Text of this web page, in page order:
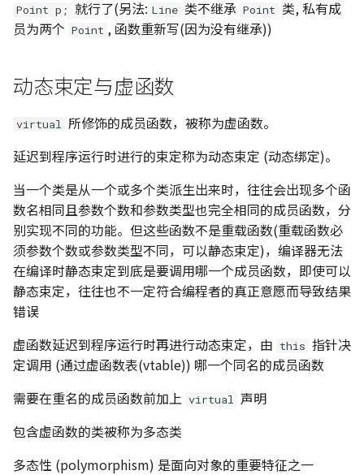
Point p; 就行了(另法: Line 类不继承 Point 类, 私有成
员为两个 Point , 函数重新写(因为没有继承))
动态束定与虚函数
virtual 所修饰的成员函数，被称为虚函数。
延迟到程序运行时进行的束定称为动态束定 (动态绑定)。
当一个类是从一个或多个类派生出来时，往往会出现多个函
数名相同且参数个数和参数类型也完全相同的成员函数，分
别实现不同的功能。但这些函数不是重载函数(重载函数必
须参数个数或参数类型不同，可以静态束定)，编译器无法
在编译时静态束定到底是要调用哪一个成员函数，即使可以
静态束定，往往也不一定符合编程者的真正意愿而导致结果
错误
虚函数延迟到程序运行时再进行动态束定，由 this 指针决
定调用 (通过虚函数表(vtable)) 哪一个同名的成员函数
需要在重名的成员函数前加上 virtual 声明
包含虚函数的类被称为多态类
多态性 (polymorphism) 是面向对象的重要特征之一